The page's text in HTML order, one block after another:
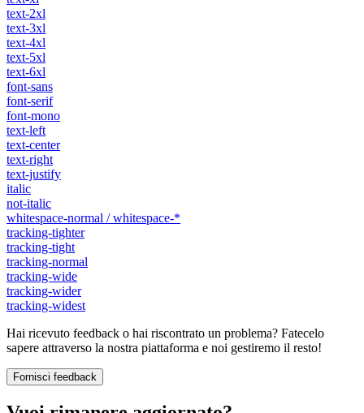
text-2xl
text-3xl
text-4xl
text-5xl
text-6xl
font-sans
font-serif
font-mono
text-left
text-center
text-right
text-justify
italic
not-italic
whitespace-normal / whitespace-*
tracking-tighter
tracking-tight
tracking-normal
tracking-wide
tracking-wider
tracking-widest
Hai ricevuto feedback o hai riscontrato un problema? Fatecelo
sapere attraverso la nostra piattaforma e noi gestiremo il resto!
Fornisci feedback